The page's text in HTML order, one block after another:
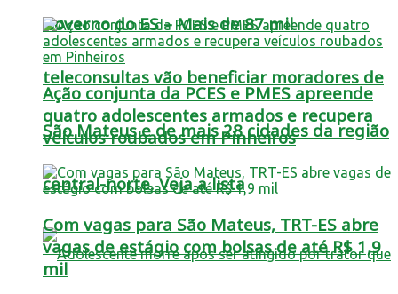
Governo do ES – Mais de 87 mil
teleconsultas vão beneficiar moradores de
São Mateus e de mais 28 cidades da região
central-norte. Veja a lista
Ação conjunta da PCES e PMES apreende
quatro adolescentes armados e recupera
veículos roubados em Pinheiros
Com vagas para São Mateus, TRT-ES abre
vagas de estágio com bolsas de até R$ 1,9
mil